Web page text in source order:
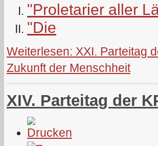
"Proletarier aller
"Die
Weiterlesen: XXI. Parteitag
Zukunft der Menschheit
XIV. Parteitag der